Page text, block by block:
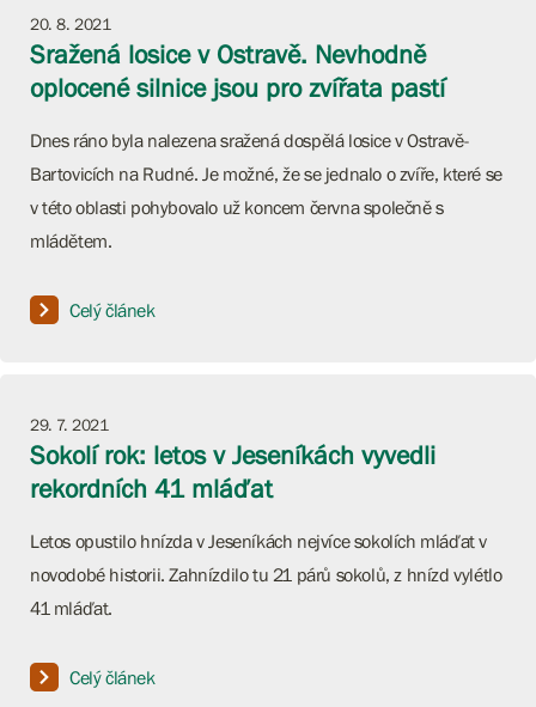
20. 8. 2021
Sražená losice v Ostravě. Nevhodně
oplocené silnice jsou pro zvířata pastí
Dnes ráno byla nalezena sražená dospělá losice v Ostravě-
Bartovicích na Rudné. Je možné, že se jednalo o zvíře, které se
v této oblasti pohybovalo už koncem června společně s
mládětem.
Celý článek
29. 7. 2021
Sokolí rok: letos v Jeseníkách vyvedli
rekordních 41 mláďat
Letos opustilo hnízda v Jeseníkách nejvíce sokolích mláďat v
novodobé historii. Zahnízdilo tu 21 párů sokolů, z hnízd vylétlo
41 mláďat.
Celý článek